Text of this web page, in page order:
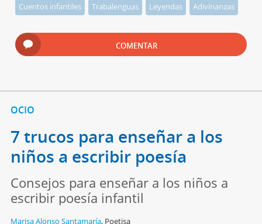
Cuentos infantiles Trabalenguas Leyendas Adivinanzas
COMENTAR
OCIO
7 trucos para enseñar a los
niños a escribir poesía
Consejos para enseñar a los niños a
escribir poesía infantil
Marisa Alonso Santamaría, Poetisa